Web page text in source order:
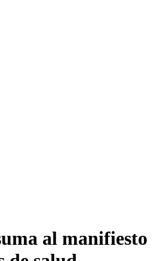
al manifiesto